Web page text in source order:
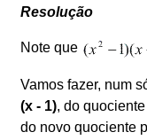
Resolução
Note que
Vamos fazer, num
(x - 1), do
do novo